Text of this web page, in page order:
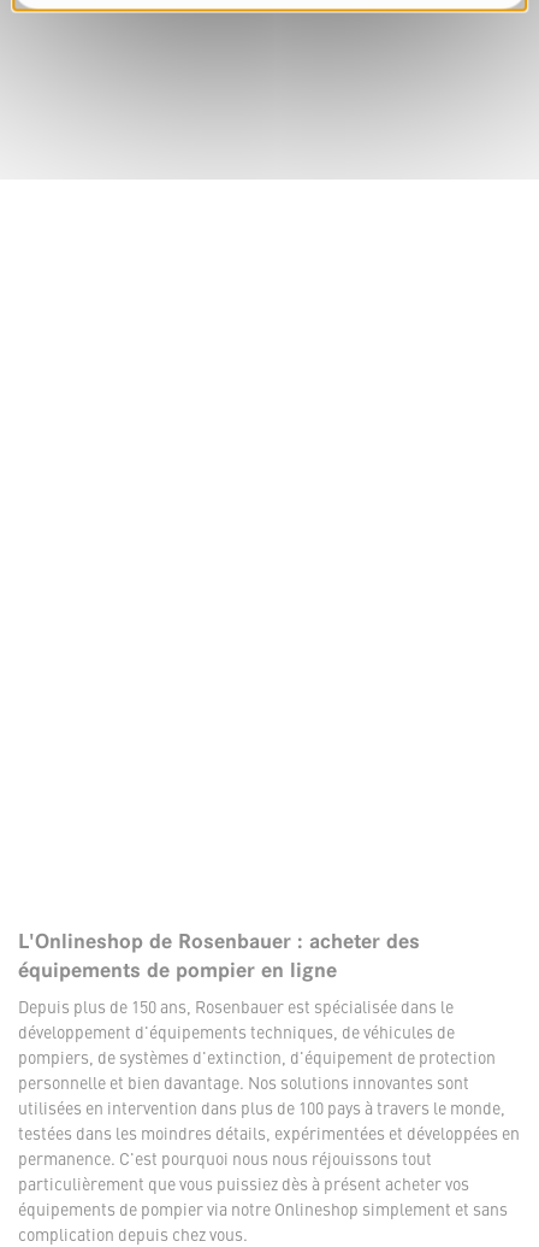
L'Onlineshop de Rosenbauer : acheter des
équipements de pompier en ligne
Depuis plus de 150 ans, Rosenbauer est spécialisée dans le
développement d'équipements techniques, de véhicules de
pompiers, de systèmes d'extinction, d'équipement de protection
personnelle et bien davantage. Nos solutions innovantes sont
utilisées en intervention dans plus de 100 pays à travers le monde,
testées dans les moindres détails, expérimentées et développées en
permanence. C'est pourquoi nous nous réjouissons tout
particulièrement que vous puissiez dès à présent acheter vos
équipements de pompier via notre Onlineshop simplement et sans
complication depuis chez vous.